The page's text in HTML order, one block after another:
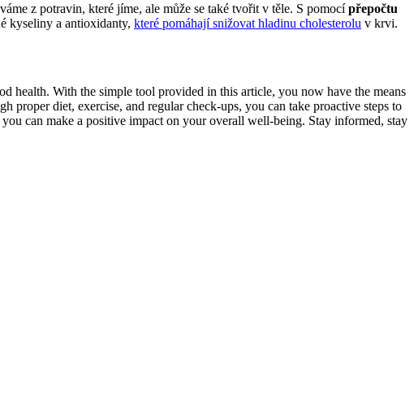
z potravin, které jíme, ale ‌může ​se také tvořit v těle. S pomocípřepočtu
⁤kyseliny ⁢a antioxidanty, které pomáhají snižovat hladinu cholesterolu ⁣ v krvi.
health.⁢ With the simple tool provided in this⁢ article, you now have the means⁣
diet, exercise, and regular ⁤check-ups, ⁤you⁣ can ⁤take‍ proactive steps to
can⁤ make a positive impact on⁤ your overall⁣ well-being. Stay informed, stay